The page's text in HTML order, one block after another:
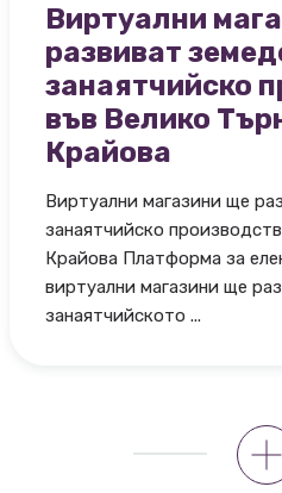
Виртуални
развиват
занаятчийско
във Велико
Крайова
Виртуални магазини ще
занаятчийско
Крайова Платформа за
виртуални магазини ще
занаятчийското ...